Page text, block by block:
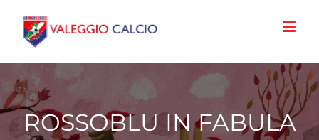
contenuto
ROSSOBLU IN FABULA